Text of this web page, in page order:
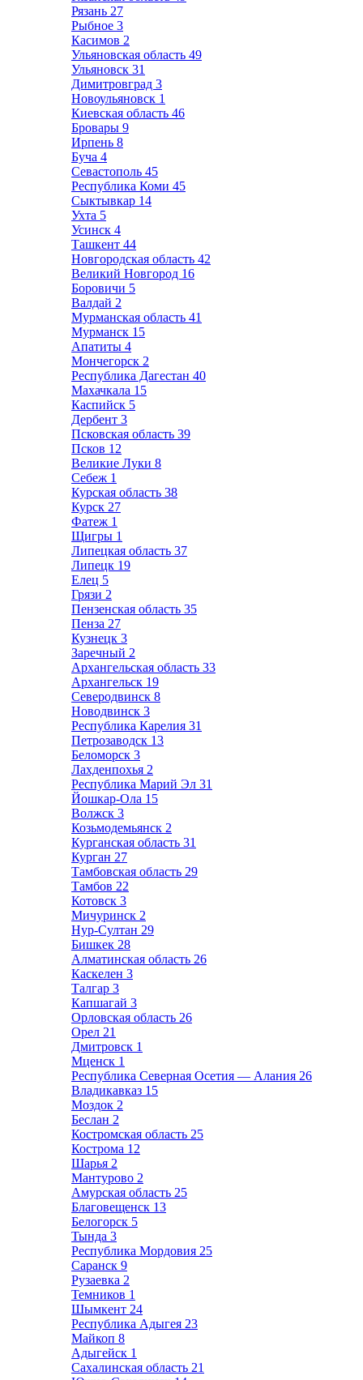
Рязань 27
Рыбное 3
Касимов 2
Ульяновская область 49
Ульяновск 31
Димитровград 3
Новоульяновск 1
Киевская область 46
Бровары 9
Ирпень 8
Буча 4
Севастополь 45
Республика Коми 45
Сыктывкар 14
Ухта 5
Усинск 4
Ташкент 44
Новгородская область 42
Великий Новгород 16
Боровичи 5
Валдай 2
Мурманская область 41
Мурманск 15
Апатиты 4
Мончегорск 2
Республика Дагестан 40
Махачкала 15
Каспийск 5
Дербент 3
Псковская область 39
Псков 12
Великие Луки 8
Себеж 1
Курская область 38
Курск 27
Фатеж 1
Щигры 1
Липецкая область 37
Липецк 19
Елец 5
Грязи 2
Пензенская область 35
Пенза 27
Кузнецк 3
Заречный 2
Архангельская область 33
Архангельск 19
Северодвинск 8
Новодвинск 3
Республика Карелия 31
Петрозаводск 13
Беломорск 3
Лахденпохья 2
Республика Марий Эл 31
Йошкар-Ола 15
Волжск 3
Козьмодемьянск 2
Курганская область 31
Курган 27
Тамбовская область 29
Тамбов 22
Котовск 3
Мичуринск 2
Нур-Султан 29
Бишкек 28
Алматинская область 26
Каскелен 3
Талгар 3
Капшагай 3
Орловская область 26
Орел 21
Дмитровск 1
Мценск 1
Республика Северная Осетия — Алания 26
Владикавказ 15
Моздок 2
Беслан 2
Костромская область 25
Кострома 12
Шарья 2
Мантурово 2
Амурская область 25
Благовещенск 13
Белогорск 5
Тында 3
Республика Мордовия 25
Саранск 9
Рузаевка 2
Темников 1
Шымкент 24
Республика Адыгея 23
Майкоп 8
Адыгейск 1
Сахалинская область 21